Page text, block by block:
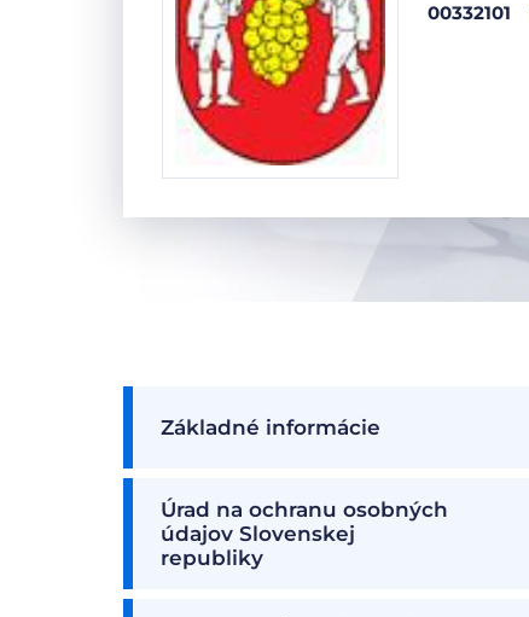
00332101
Základné informácie
Úrad na ochranu osobných
údajov Slovenskej
republiky